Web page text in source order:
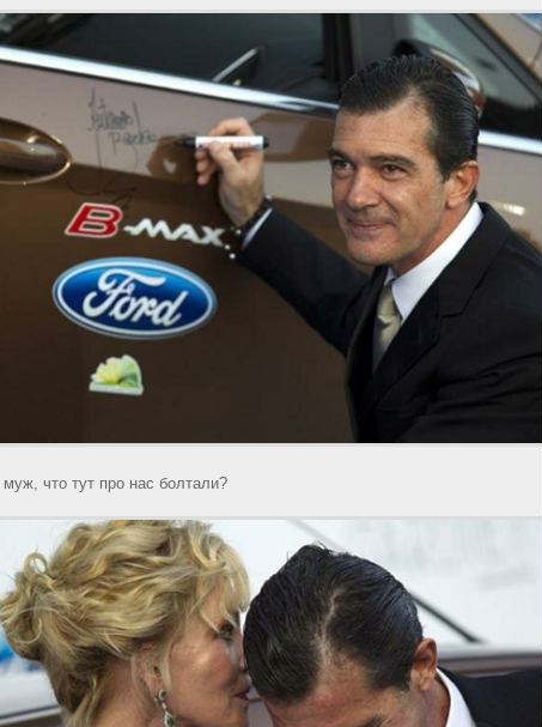
что тут про нас болтали?